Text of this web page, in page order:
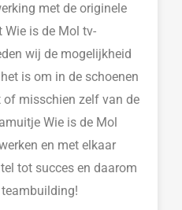
met de originele
Wie is de Mol tv-
en wij de mogelijkheid
is om in de schoenen
misschien zelf van de
Wie is de Mol
en met elkaar
tot succes en daarom